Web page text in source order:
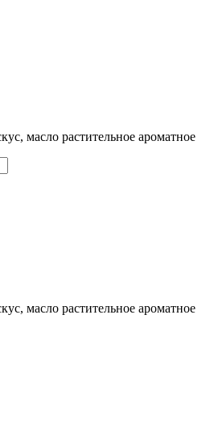
масло растительное ароматное
масло растительное ароматное